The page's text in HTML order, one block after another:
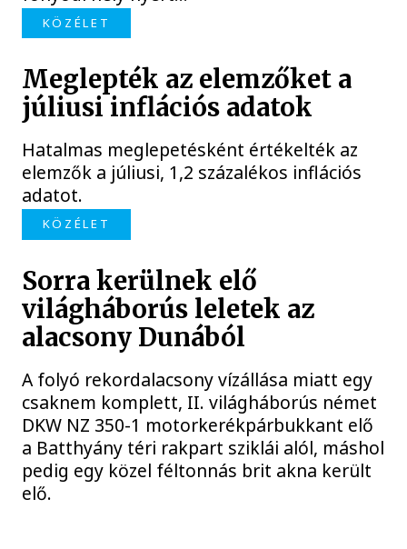
KÖZÉLET
Meglepték az elemzőket a
júliusi inflációs adatok
Hatalmas meglepetésként értékelték az
elemzők a júliusi, 1,2 százalékos inflációs
adatot.
KÖZÉLET
Sorra kerülnek elő
világháborús leletek az
alacsony Dunából
A folyó rekordalacsony vízállása miatt egy
csaknem komplett, II. világháborús német
DKW NZ 350-1 motorkerékpárbukkant elő
a Batthyány téri rakpart sziklái alól, máshol
pedig egy közel féltonnás brit akna került
elő.